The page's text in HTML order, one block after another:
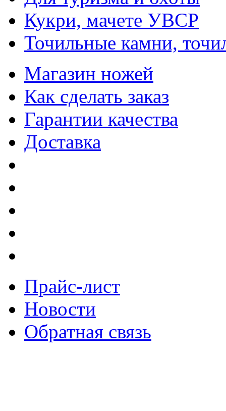
Кукри, мачете УВСР
Точильные камни,
Магазин ножей
Как сделать заказ
Гарантии качества
Доставка
Прайс-лист
Новости
Обратная связь